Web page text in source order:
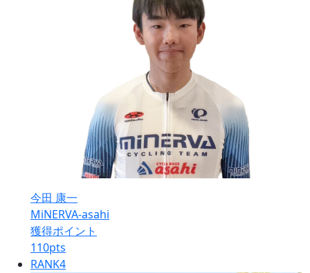
今田 康一
MiNERVA-asahi
獲得ポイント
110pts
RANK4